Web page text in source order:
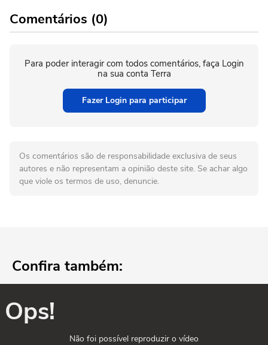
Comentários (0)
Para poder interagir com todos comentários, faça Login
na sua conta Terra
Fazer Login para participar
Os comentários são de responsabilidade exclusiva de seus
autores e não representam a opinião deste site. Se achar algo
que viole os termos de uso, denuncie.
Confira também:
Ops!
Não foi possível reproduzir o vídeo